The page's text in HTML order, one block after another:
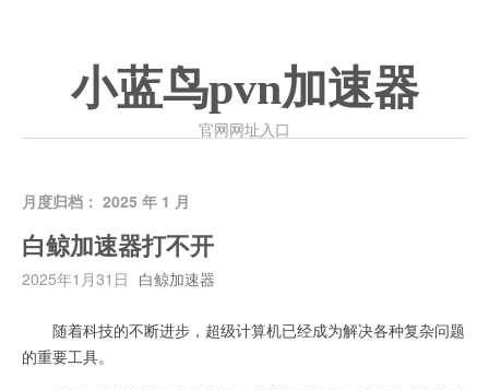
小蓝鸟pvn加速器
官网网址入口
月度归档： 2025 年 1 月
白鲸加速器打不开
2025年1月31日 白鲸加速器
随着科技的不断进步，超级计算机已经成为解决各种复杂问题
的重要工具。